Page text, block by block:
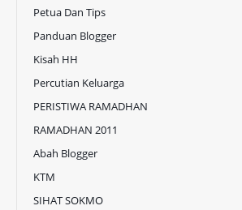
Petua Dan Tips
Panduan Blogger
Kisah HH
Percutian Keluarga
PERISTIWA RAMADHAN
RAMADHAN 2011
Abah Blogger
KTM
SIHAT SOKMO